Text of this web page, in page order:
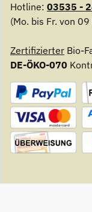
Hotline: 03535 -
(Mo. bis Fr. von
Zertifizierter Bio-
DE-ÖKO-070